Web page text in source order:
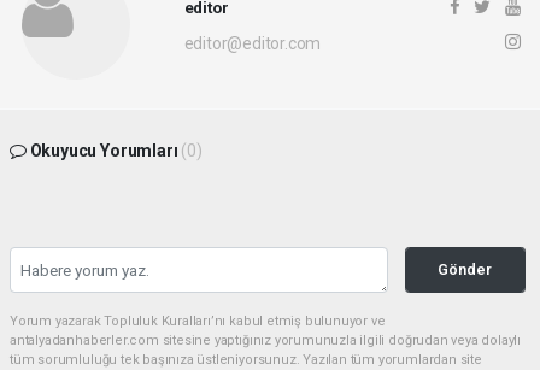
editor
editor@editor.com
Okuyucu Yorumları (0)
Gönder
Yorum yazarak Topluluk Kuralları’nı kabul etmiş bulunuyor ve
antalyadanhaberler.com sitesine yaptığınız yorumunuzla ilgili doğrudan veya dolaylı
tüm sorumluluğu tek başınıza üstleniyorsunuz. Yazılan tüm yorumlardan site